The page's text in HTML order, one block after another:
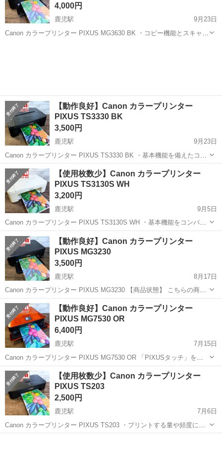
4,000円
鹿児駅
9月23日
Canon カラープリンター PIXUS MG3630 BK ・コピー機能とスキャナ
【動作良好】Canon カラープリンター
PIXUS TS3330 BK
3,500円
鹿児駅
9月23日
Canon カラープリンター PIXUS TS3330 BK ・基本機能を備えたコン
パクトなインクジェットプリンター。スマホから多彩なプリントを楽
しめる「おうちでスマホプリ」を搭載している。 ・細かな文字もくっ
きりとに...
高知 南国市 鹿児駅 プリンター
【使用枚数少】Canon カラープリンター
PIXUS TS3130S WH
3,200円
鹿児駅
9月5日
Canon カラープリンター PIXUS TS3130S WH ・基本機能をコンパク
トにまとめたシンプルなインクジェットプリンター。本体に触れなく
ても自動で電源ON、プリントまでできる「Wi-Fi & 自動電源ON」を搭
載...
高知 南国市 鹿児駅 プリンター
【動作良好】Canon カラープリンター
PIXUS MG3230
3,500円
鹿児駅
8月17日
Canon カラープリンター PIXUS MG3230 【商品状態】 こちらの商品
は中古品です ✅ 使用に伴う細かいキズは御座いますが概ねキレイな状
態かと思います ✅ 印刷結果に関しましては、画像5枚目をご参照下さ
い ...
高知 南国市 鹿児駅 プリンター
【動作良好】Canon カラープリンター
PIXUS MG7530 OR
6,400円
鹿児駅
7月15日
Canon カラープリンター PIXUS MG7530 OR 「PIXUSタッチ」を搭
載したA4インクジェット複合機 【商品状態】 こちらの商品は中古品
です ✅ 使用に伴う細かいキズは御座いますが概ねキレイな状態です ...
高知 南国市 鹿児駅 プリンター
【使用枚数少】Canon カラープリンター
PIXUS TS203
2,500円
鹿児駅
7月6日
Canon カラープリンター PIXUS TS203 ・プリントする量や頻度に合
わせてインクタンクの容量を選べる、シンプルモデルのインクジェッ